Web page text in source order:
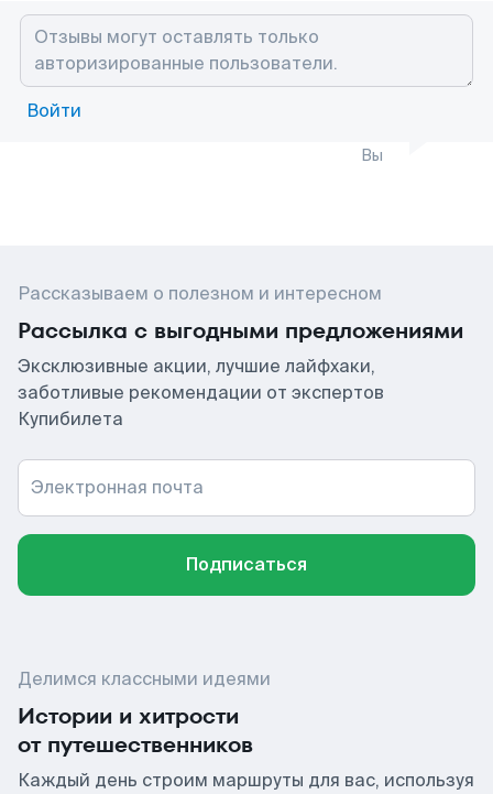
Войти
Вы
Рассказываем о полезном и интересном
Рассылка с выгодными предложениями
Эксклюзивные акции, лучшие лайфхаки,
заботливые рекомендации от экспертов
Купибилета
Электронная почта
Подписаться
Делимся классными идеями
Истории и хитрости
от путешественников
Каждый день строим маршруты для вас, используя